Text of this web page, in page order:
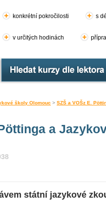
konkrétní pokročilosti s
v určitých hodinách
školy Olomouc > SZŠ a VOŠz E.
a
státní jazykové